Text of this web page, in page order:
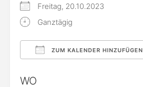
Freitag, 20.10.2023
Ganztägig
ZUM KALENDER HINZUFÜGEN
WO